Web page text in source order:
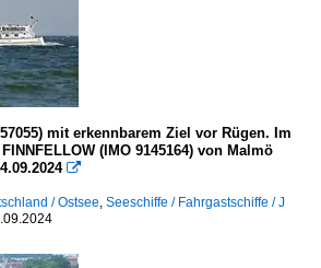
Soflusa
mit erkennbarem Ziel vor Rügen. Im
(IMO 9145164) von Malmö

/ Ostsee Seeschiffe / Fahrgastschiffe / J